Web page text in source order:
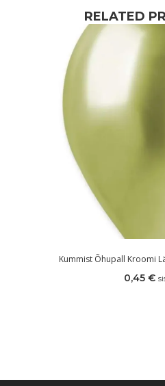
RELATED
Kummist Õhupall Kroomi
0,45 €